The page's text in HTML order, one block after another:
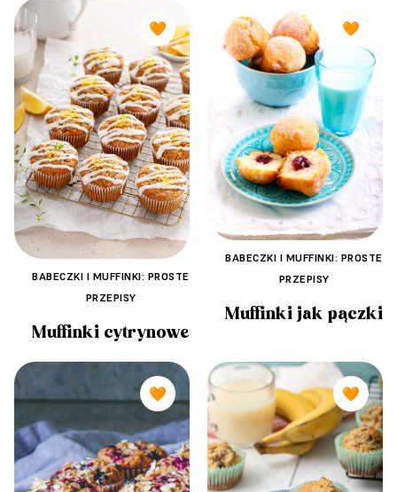
🧡
BABECZKI I MUFFINKI: PROSTE
PRZEPISY
Muffinki cytrynowe
🧡
BABECZKI I MUFFINKI: PROSTE
PRZEPISY
Muffinki jak pączki
🧡 🧡